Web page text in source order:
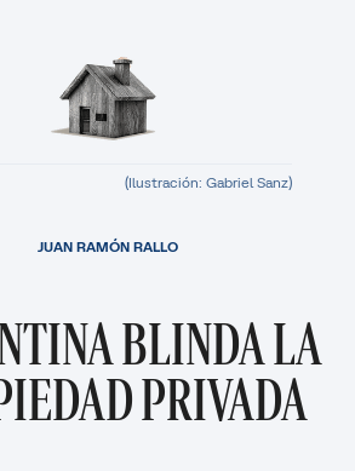
(Ilustración: Gabriel Sanz)
BLINDA LA
PRIVADA
JUAN RAMÓN RALLO